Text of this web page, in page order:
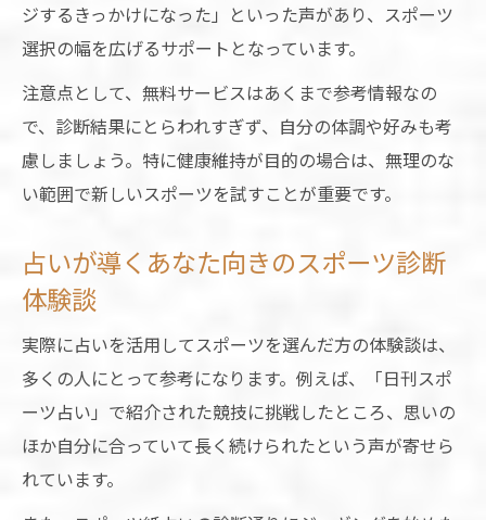
ジするきっかけになった」といった声があり、スポーツ
選択の幅を広げるサポートとなっています。
注意点として、無料サービスはあくまで参考情報なの
で、診断結果にとらわれすぎず、自分の体調や好みも考
慮しましょう。特に健康維持が目的の場合は、無理のな
い範囲で新しいスポーツを試すことが重要です。
占いが導くあなた向きのスポーツ診断
体験談
実際に占いを活用してスポーツを選んだ方の体験談は、
多くの人にとって参考になります。例えば、「日刊スポ
ーツ占い」で紹介された競技に挑戦したところ、思いの
ほか自分に合っていて長く続けられたという声が寄せら
れています。